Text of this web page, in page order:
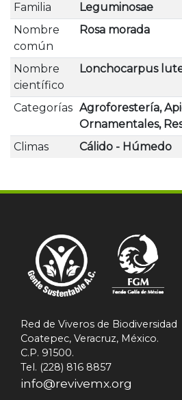
Familia
Leguminosae
Nombre
común
Rosa morada
Nombre
científico
Lonchocarpus
Categorías Agroforestería,
Ornamentales,
Climas
Cálido - Húmedo
Red de Viveros de Biodiversidad
Coatepec, Veracruz, México.
C.P. 91500.
Tel. (228) 816 8857
info@revivemx.org